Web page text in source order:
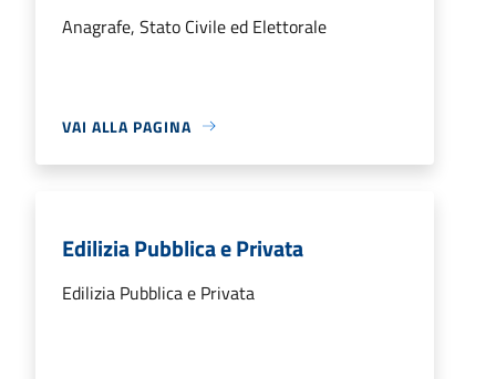
Anagrafe, Stato Civile ed Elettorale
VAI ALLA PAGINA
Edilizia Pubblica e Privata
Edilizia Pubblica e Privata